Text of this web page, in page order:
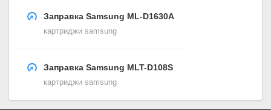
Заправка Samsung ML-D1630A
картриджи samsung
Заправка Samsung MLT-D108S
картриджи samsung